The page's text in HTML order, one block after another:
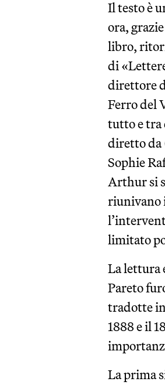
Il testo è
ora,
libro,
di
direttore
Ferro del
tutto e tra
diretto da
Sophie
Arthur si
riunivano
limitato
La lettura
Pareto
tradotte
1888 e il
La prima